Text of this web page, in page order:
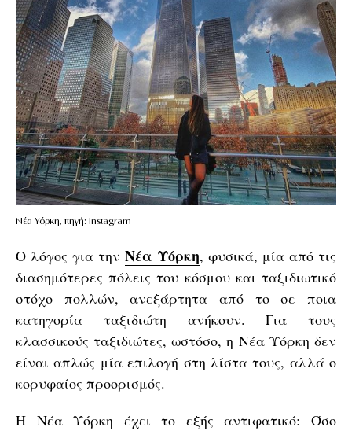
Νέα Υόρκη, πηγή: Instagram
Ο λόγος για τηνΝέα Υόρκη, φυσικά, μία από τις
διασημότερες πόλεις του κόσμου και ταξιδιωτικό
στόχο πολλών, ανεξάρτητα από το σε ποια
κατηγορία ταξιδιώτη ανήκουν. Για τους
κλασσικούς ταξιδιώτες, ωστόσο, η Νέα Υόρκη δεν
είναι απλώς μία επιλογή στη λίστα τους, αλλά ο
κορυφαίος προορισμός.
Η Νέα Υόρκη έχει το εξής αντιφατικό: Όσο